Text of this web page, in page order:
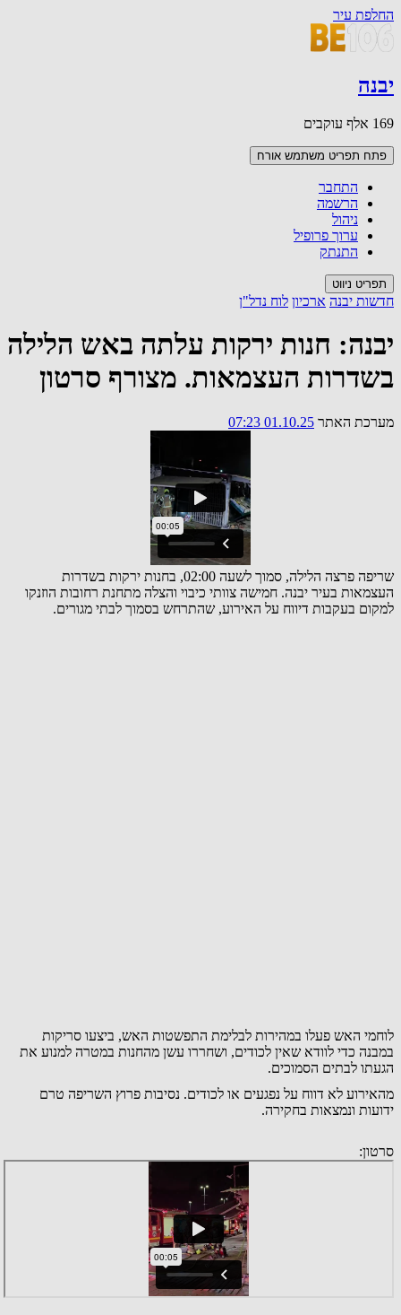
החלפת עיר
יבנה
169 אלף עוקבים
פתח תפריט משתמש אורח
התחבר
הרשמה
ניהול
ערוך פרופיל
התנתק
תפריט ניווט
חדשות יבנה ארכיון לוח נדל"ן
יבנה: חנות ירקות עלתה באש הלילה
בשדרות העצמאות. מצורף סרטון
מערכת האתר 01.10.25 07:23
שריפה פרצה הלילה, סמוך לשעה 02:00, בחנות ירקות בשדרות
העצמאות בעיר יבנה. חמישה צוותי כיבוי והצלה מתחנת רחובות הוזנקו
למקום בעקבות דיווח על האירוע, שהתרחש בסמוך לבתי מגורים.
לוחמי האש פעלו במהירות לבלימת התפשטות האש, ביצעו סריקות
במבנה כדי לוודא שאין לכודים, ושחררו עשן מהחנות במטרה למנוע את
הגעתו לבתים הסמוכים.
מהאירוע לא דווח על נפגעים או לכודים. נסיבות פרוץ השריפה טרם
ידועות ונמצאות בחקירה.
סרטון: